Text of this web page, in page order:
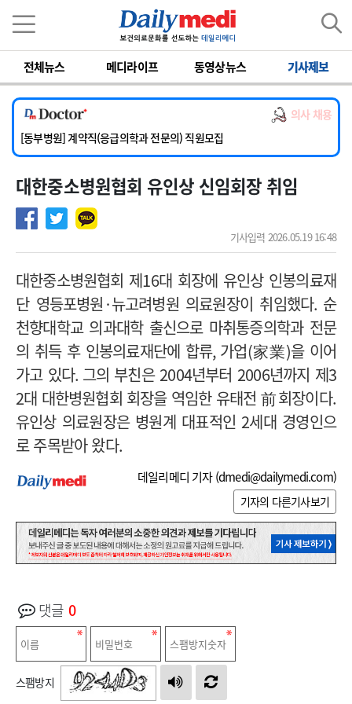
전체뉴스 메디라이프 동영상뉴스 기사제보
의사 채용
[서울아산병원] 2026년 하반기 인턴 모집
[영남대학교의료원] 마취통증의학과 임기제 임상의사 채용
[충남대학교병원] 소아청소년과(소아응급전담) 계약직 의사 공개채용
[동부병원] 계약직(응급의학과 전문의) 직원모집
[이대목동병원] 하반기 전공의(레지던트1년차) 모집
[서울아산병원] 2026년 하반기 인턴 모집
[영남대학교의료원] 마취통증의학과 임기제 임상의사 채용
대한중소병원협회 유인상 신임회장 취임
기사입력 2026.05.19 16:48
대한중소병원협회 제16대 회장에 유인상 인봉의료재
단 영등포병원 ·뉴고려병원 의료원장이 취임했다. 순
천향대학교 의과대학 출신으로 마취통증의학과 전문
의 취득 후 인봉의료재단에 합류, 가업(家業)을 이어
가고 있다. 그의 부친은 2004년부터 2006년까지 제3
2대 대한병원협회 회장을 역임한 유태전 前 회장이다.
유인상 의료원장은 병원계 대표적인 2세대 경영인으
로 주목받아 왔다.
데일리메디 기자 (dmedi@dailymedi.com)
기자의 다른기사보기
댓글 0
스팸방지